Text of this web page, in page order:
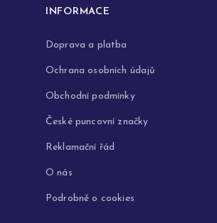
INFORMACE
Doprava a platba
Ochrana osobních údajů
Obchodní podmínky
České puncovní značky
Reklamační řád
O nás
Podrobně o cookies